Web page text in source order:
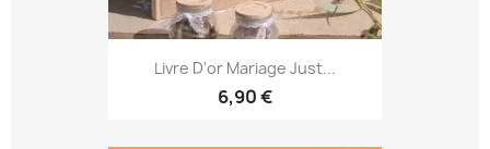
Livre D'or Mariage Just...
6,90 €